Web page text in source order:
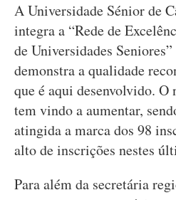
A Universidade Sénior de
integra a “Rede de
de Universidades
demonstra a qualidade
que é aqui desenvolvido.
tem vindo a aumentar,
atingida a marca dos 98
alto de inscrições nestes
Para além da secretária